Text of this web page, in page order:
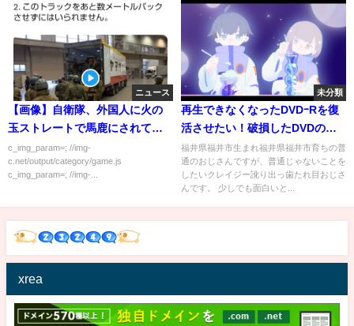
ニュース
【画像】自衛隊、外国人に火の
玉ストレートで馬鹿にされてし
まう
c_img_param=; //img-
c.net/output/category/game.js
c_img_param=; //img-...
未分類
再生できなくなったDVDｰRを復
活させたい！破損したDVDの修
復方法を試してみた。
福井県福井市生まれ福井県福井市育ちの普
通のおじさんですが、普通じゃないことを
したいクレイジー訛り出っ歯たれ目おじさ
んです。 少しでも面白いと...
xrea